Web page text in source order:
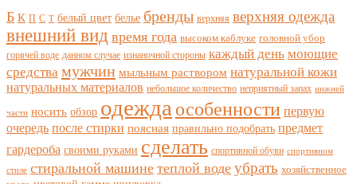
Б К П С Т белый цвет белье бренды верхняя верхняя одежда
внешний вид время года высоком каблуке головной убор
горячей воде данном случае изнаночной стороны каждый день моющие
средства мужчин мыльным раствором натуральной кожи
натуральных материалов небольшое количество неприятный запах нижней
части носить обзор одежда особенности первую
очередь после стирки поясная правильно подобрать предмет
гардероба своими руками сделать спортивной обуви спортивном
стиле стиральной машине теплой воде убрать хозяйственное